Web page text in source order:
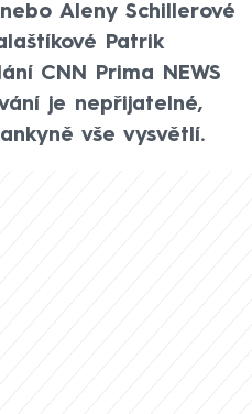
Aleny Schillerové
Patrik
CNN Prima NEWS
je nepřijatelné,
vše vysvětlí.